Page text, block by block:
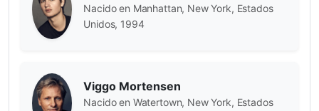
Nacido en Manhattan, New York, Estados
Unidos, 1994
Viggo Mortensen
Nacido en Watertown, New York, Estados